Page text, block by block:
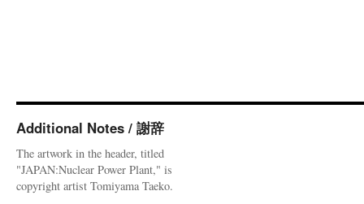
Additional Notes / 謝辞
The artwork in the header, titled
"JAPAN:Nuclear Power Plant," is
copyright artist Tomiyama Taeko.